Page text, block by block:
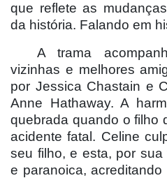
que reflete as
da história. Falando em
A trama
vizinhas e melhores
por Jessica Chastain e
Anne Hathaway. A
quebrada quando o filho
acidente fatal. Celine
seu filho, e esta, por
e paranoica,